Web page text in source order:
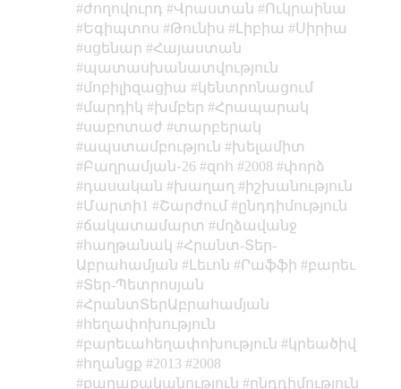
ժողովուրդ
Վրաստան
Ուկրաինա
Եգիպտոս
Թունիս Լիբիա
Սիրիա
սցենար
Հայաստան
պատասխանատվություն
մոբիլիզացիա
կենտրոնացում
մարդիկ
խմբեր
Հրապարակ
սաբոտաժ
տարբերակ
ապստամբություն
խելամիտ
Բաղրամյան֊26
զոհ 2008
փորձ
դասական
խաղաղ
իշխանություն
Մարտի1
Շարժում
ընդդիմություն
ճակատամարտ
մղձավանջ
հաղթանակ
Հրանտ-Տեր-
Աբրահամյան
Լեւոն Րաֆֆի
բարեւ
Տեր-Պետրոսյան
ՀրանտՏերԱբրահամյան
հեղափոխություն
բարեւահեղափոխություն
կրեածիվ
հղանցք
2013
2008
քաղաքականություն
ընդդիմություն